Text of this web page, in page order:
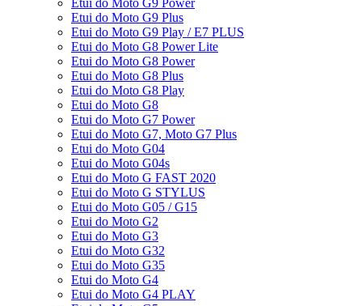
Etui do Moto G9 Power
Etui do Moto G9 Plus
Etui do Moto G9 Play / E7 PLUS
Etui do Moto G8 Power Lite
Etui do Moto G8 Power
Etui do Moto G8 Plus
Etui do Moto G8 Play
Etui do Moto G8
Etui do Moto G7 Power
Etui do Moto G7, Moto G7 Plus
Etui do Moto G04
Etui do Moto G04s
Etui do Moto G FAST 2020
Etui do Moto G STYLUS
Etui do Moto G05 / G15
Etui do Moto G2
Etui do Moto G3
Etui do Moto G32
Etui do Moto G35
Etui do Moto G4
Etui do Moto G4 PLAY